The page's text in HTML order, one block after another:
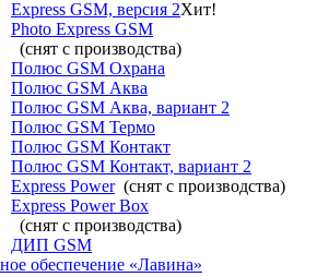
Express GSM, версия 2Хит!
Photo Express GSM
(снят с производства)
Полюс GSM Охрана
Полюс GSM Аква
Полюс GSM Аква, вариант 2
Полюс GSM Термо
Полюс GSM Контакт
Полюс GSM Контакт, вариант 2
Express Power(снят с производства)
Express Power Box
(снят с производства)
ДИП GSM
обеспечение «Лавина»